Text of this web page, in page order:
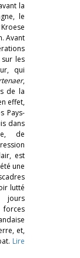
la
le
Kroese
Avant
sur les
qui
,
de la
effet,
Pays-
dans
de
est
une
lutté
jours
et,
Lire